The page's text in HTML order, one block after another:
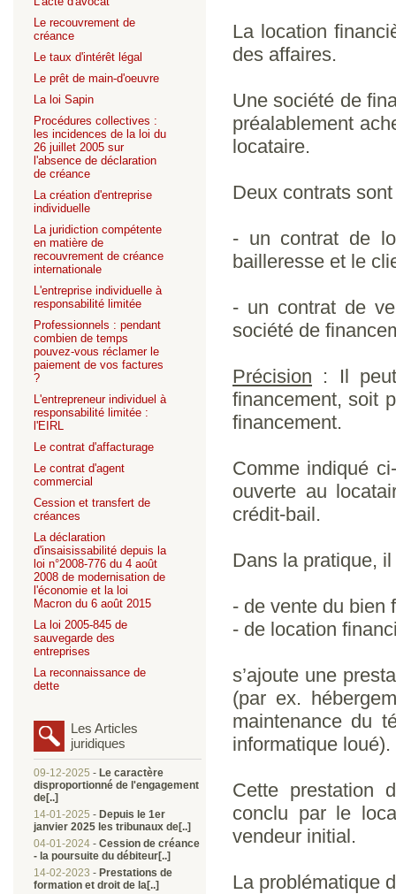
Le recouvrement de
créance
Le taux d'intérêt légal
Le prêt de main-d'oeuvre
La loi Sapin
Procédures collectives :
les incidences de la loi du
26 juillet 2005 sur
l'absence de déclaration
de créance
La création d'entreprise
individuelle
La juridiction compétente
en matière de
recouvrement de créance
internationale
L'entreprise individuelle à
responsabilité limitée
Professionnels : pendant
combien de temps
pouvez-vous réclamer le
paiement de vos factures
?
L'entrepreneur individuel à
responsabilité limitée :
l'EIRL
Le contrat d'affacturage
Le contrat d'agent
commercial
Cession et transfert de
créances
La déclaration
d'insaisissabilité depuis la
loi n°2008-776 du 4 août
2008 de modernisation de
l'économie et la loi
Macron du 6 août 2015
La loi 2005-845 de
sauvegarde des
entreprises
La reconnaissance de
dette
Les Articles
juridiques
09-12-2025 - Le caractère
disproportionné de l'engagement
de[..]
14-01-2025 - Depuis le 1er
janvier 2025 les tribunaux de[..]
04-01-2024 - Cession de créance
- la poursuite du débiteur[..]
14-02-2023 - Prestations de
formation et droit de la[..]
La location
des affaires.
Une société de
préalablement
locataire.
Deux contrats
- un contrat de
bailleresse et le
- un contrat de
société de
Précision : Il
financement, soit
financement.
Comme indiqué
ouverte au
crédit-bail.
Dans la pratique,
- de vente du bien
- de location
s’ajoute une
(par ex.
maintenance du
informatique loué).
Cette prestation
conclu par le
vendeur initial.
La problématique